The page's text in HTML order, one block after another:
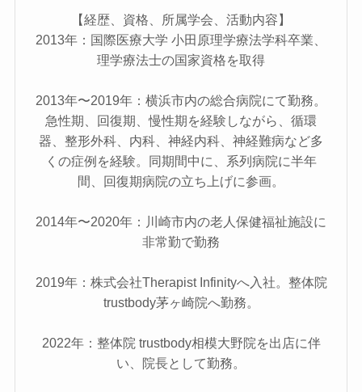
【経歴、資格、所属学会、活動内容】
2013年：国際医療大学 小田原理学療法学科卒業、
理学療法士の国家資格を取得
2013年〜2019年：横浜市内の総合病院にて勤務。
急性期、回復期、慢性期を経験しながら、循環
器、整形外科、内科、神経内科、神経難病など多
くの症例を経験。同期間中に、系列病院に半年
間、回復期病院の立ち上げに参画。
2014年〜2020年：川崎市内の老人保健福祉施設に
非常勤で勤務
2019年：株式会社Therapist Infinityへ入社。整体院
trustbody茅ヶ崎院へ勤務。
2022年：整体院 trustbody相模大野院を出店に伴
い、院長として勤務。